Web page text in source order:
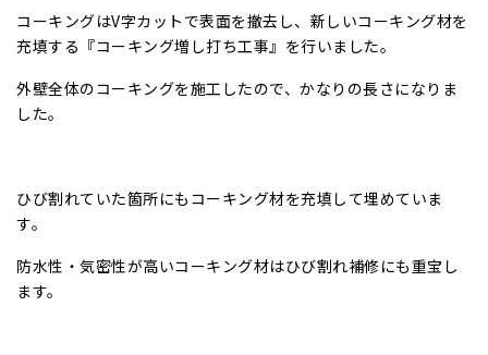
コーキングはV字カットで表面を撤去し、新しいコーキング材を
充填する『コーキング増し打ち工事』を行いました。
外壁全体のコーキングを施工したので、かなりの長さになりま
した。
ひび割れていた箇所にもコーキング材を充填して埋めていま
す。
防水性・気密性が高いコーキング材はひび割れ補修にも重宝し
ます。